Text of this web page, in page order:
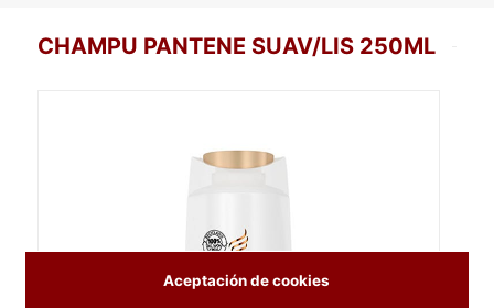
CHAMPU PANTENE SUAV/LIS 250ML
Aceptación de cookies